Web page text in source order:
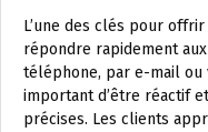
L’une des clés pour
répondre rapidement
téléphone, par e-mail ou
important d’être réactif
précises. Les clients